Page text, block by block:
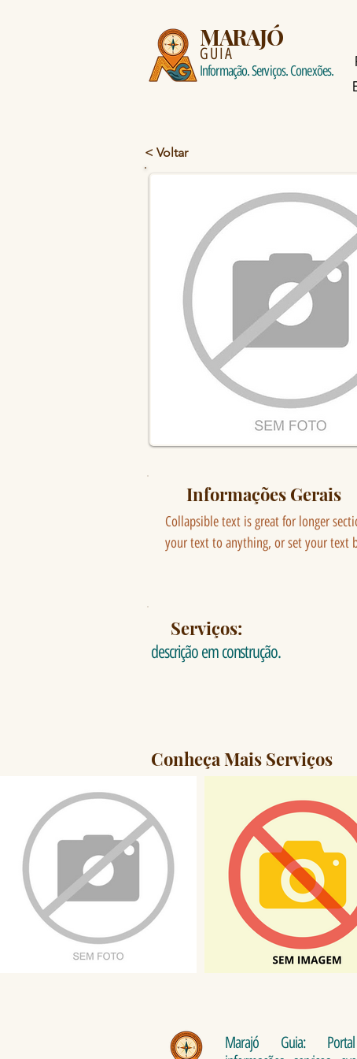
MARAJÓ
GUIA
Informação. Serviços. Conexões.
< Voltar
Informações Gerais
Collapsible text is great for longer
your text to anything, or set your text
Serviços:
descrição em construção.
Conheça Mais Serviços
Marajó Guia: